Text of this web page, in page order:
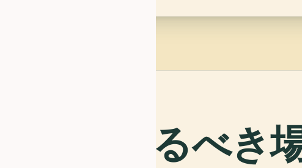
訪れるべき